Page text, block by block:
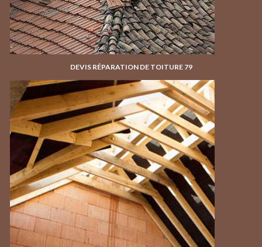
DEVIS RÉPARATION DE TOITURE 79